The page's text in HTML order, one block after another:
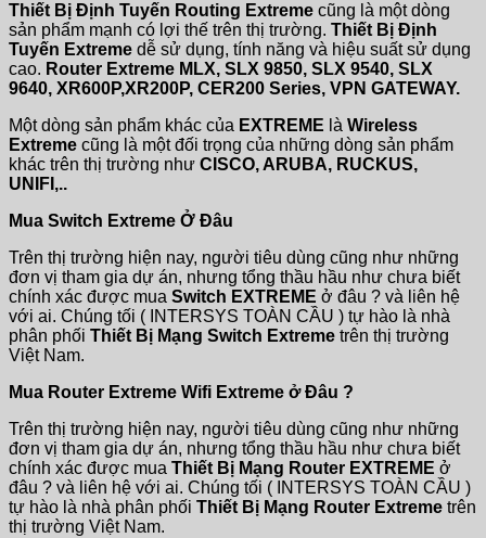
Thiết Bị Định Tuyến Routing Extreme cũng là một dòng
sản phẩm mạnh có lợi thế trên thị trường. Thiết Bị Định
Tuyến Extreme dễ sử dụng, tính năng và hiệu suất sử dụng
cao. Router Extreme MLX, SLX 9850, SLX 9540, SLX
9640, XR600P,XR200P, CER200 Series, VPN GATEWAY.
Một dòng sản phẩm khác của EXTREME là Wireless
Extreme cũng là một đối trọng của những dòng sản phẩm
khác trên thị trường như CISCO, ARUBA, RUCKUS,
UNIFI,..
Mua Switch Extreme Ở Đâu
Trên thị trường hiện nay, người tiêu dùng cũng như những
đơn vị tham gia dự án, nhưng tổng thầu hầu như chưa biết
chính xác được mua Switch EXTREME ở đâu ? và liên hệ
với ai. Chúng tối ( INTERSYS TOÀN CẦU ) tự hào là nhà
phân phối Thiết Bị Mạng Switch Extreme trên thị trường
Việt Nam.
Mua Router Extreme Wifi Extreme ở Đâu ?
Trên thị trường hiện nay, người tiêu dùng cũng như những
đơn vị tham gia dự án, nhưng tổng thầu hầu như chưa biết
chính xác được mua Thiết Bị Mạng Router EXTREME ở
đâu ? và liên hệ với ai. Chúng tối ( INTERSYS TOÀN CẦU )
tự hào là nhà phân phối Thiết Bị Mạng Router Extreme trên
thị trường Việt Nam.